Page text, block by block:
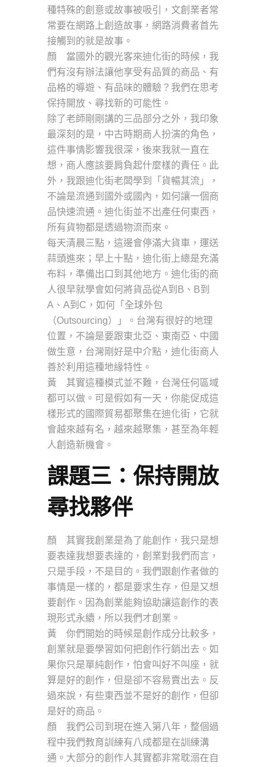
種特殊的創意或故事被吸引，文創業者常
常要在網路上創造故事，網路消費者首先
接觸到的就是故事。
顏 當國外的觀光客來迪化街的時候，我
們有沒有辦法讓他享受有品質的商品、有
品格的導遊、有品味的體驗？我們在思考
保持開放、尋找新的可能性。
除了老師剛剛講的三品部分之外，我印象
最深刻的是，中古時期商人扮演的角色，
這件事情影響我很深，後來我就一直在
想，商人應該要肩負起什麼樣的責任。此
外，我跟迪化街老闆學到「貨暢其流」，
不論是流通到國外或國內，如何讓一個商
品快速流通。迪化街並不出產任何東西，
所有貨物都是透過物流而來。
每天清晨三點，這邊會停滿大貨車，運送
蒜頭進來；早上十點，迪化街上總是充滿
布料，準備出口到其他地方。迪化街的商
人很早就學會如何將貨品從A到B、B到
A、A到C，如何「全球外包
（Outsourcing）」。台灣有很好的地理
位置，不論是要跟東北亞、東南亞、中國
做生意，台灣剛好是中介點，迪化街商人
善於利用這種地緣特性。
黃 其實這種模式並不難，台灣任何區域
都可以做。可是假如有一天，你能促成這
樣形式的國際貿易都聚集在迪化街，它就
會越來越有名，越來越聚集，甚至為年輕
人創造新機會。
課題三：保持開放
尋找夥伴
顏 其實我創業是為了能創作，我只是想
要表達我想要表達的，創業對我們而言，
只是手段，不是目的。我們跟創作者做的
事情是一樣的，都是要求生存，但是又想
要創作。因為創業能夠協助讓這創作的表
現形式永續，所以我們才創業。
黃 你們開始的時候是創作成分比較多，
創業就是要學習如何把創作行銷出去。如
果你只是單純創作，怕會叫好不叫座，就
算是好的創作，但是卻不容易賣出去。反
過來說，有些東西並不是好的創作，但卻
是好的商品。
顏 我們公司到現在進入第八年，整個過
程中我們教育訓練有八成都是在訓練溝
通。大部分的創作人其實都非常耽溺在自